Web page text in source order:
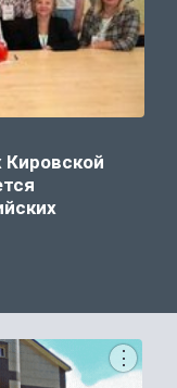
Кировской